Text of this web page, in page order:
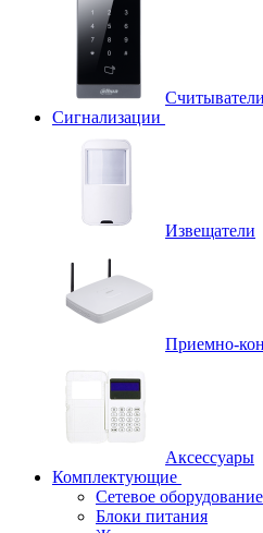
Считыватели
Сигнализации
Извещатели
Приемно-
Аксессуары
Комплектующие
Сетевое оборудование
Блоки питания